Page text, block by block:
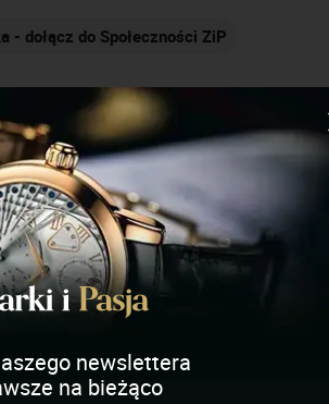
do Społeczności ZiP
newslettera
na bieżąco